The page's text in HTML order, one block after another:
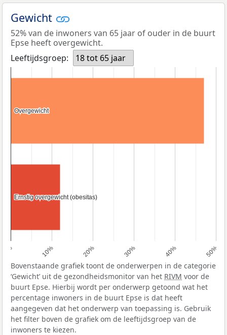
Gewicht
52% van de inwoners van 65 jaar of ouder in de buurt
Epse heeft overgewicht.
Leeftijdsgroep:
18 tot 65 jaar
0% 10% 20% 30% 40% 50%
Overgewicht
Overgewicht
Ernstig overgewicht (obesitas)
Ernstig overgewicht (obesitas)
Bovenstaande grafiek toont de onderwerpen in de categorie
‘Gewicht’ uit de gezondheidsmonitor van het RIVM voor de
buurt Epse. Hierbij wordt per onderwerp getoond wat het
percentage inwoners in de buurt Epse is dat heeft
aangegeven dat het onderwerp van toepassing is. Gebruik
het filter boven de grafiek om de leeftijdsgroep van de
inwoners te kiezen.